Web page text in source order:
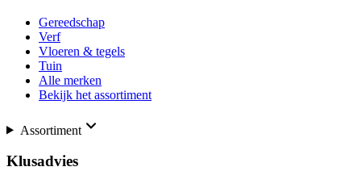
Gereedschap
Verf
Vloeren & tegels
Tuin
Alle merken
Bekijk het assortiment
Assortiment
Klusadvies